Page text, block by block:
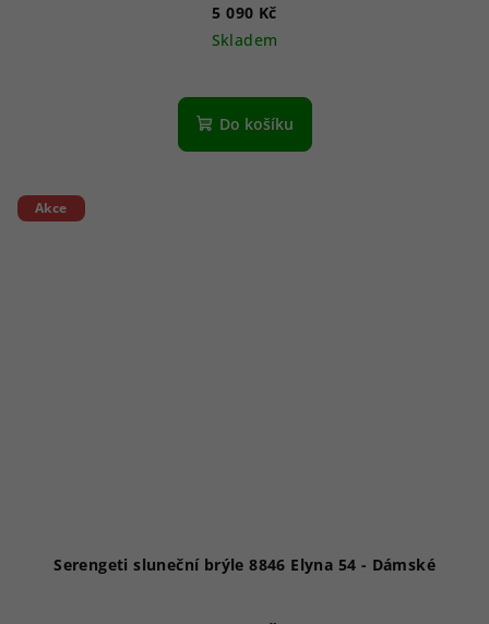
5 090 Kč
Skladem
Do košíku
Akce
Serengeti sluneční brýle 8846 Elyna 54 - Dámské